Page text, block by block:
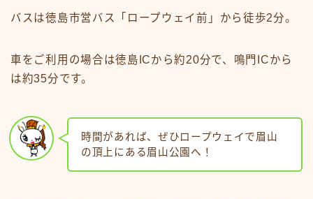
バスは徳島市営バス「ロープウェイ前」から徒歩2分。
車をご利用の場合は徳島ICから約20分で、鳴門ICから
は約35分です。
時間があれば、ぜひロープウェイで眉山
の頂上にある眉山公園へ！